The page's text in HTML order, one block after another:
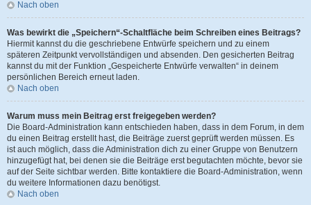
Nach oben
Was bewirkt die „Speichern“-Schaltfläche beim Schreiben eines Beitrags?
Hiermit kannst du die geschriebene Entwürfe speichern und zu einem
späteren Zeitpunkt vervollständigen und absenden. Den gesicherten Beitrag
kannst du mit der Funktion „Gespeicherte Entwürfe verwalten“ in deinem
persönlichen Bereich erneut laden.
Nach oben
Warum muss mein Beitrag erst freigegeben werden?
Die Board-Administration kann entschieden haben, dass in dem Forum, in dem
du einen Beitrag erstellt hast, die Beiträge zuerst geprüft werden müssen. Es
ist auch möglich, dass die Administration dich zu einer Gruppe von Benutzern
hinzugefügt hat, bei denen sie die Beiträge erst begutachten möchte, bevor sie
auf der Seite sichtbar werden. Bitte kontaktiere die Board-Administration, wenn
du weitere Informationen dazu benötigst.
Nach oben